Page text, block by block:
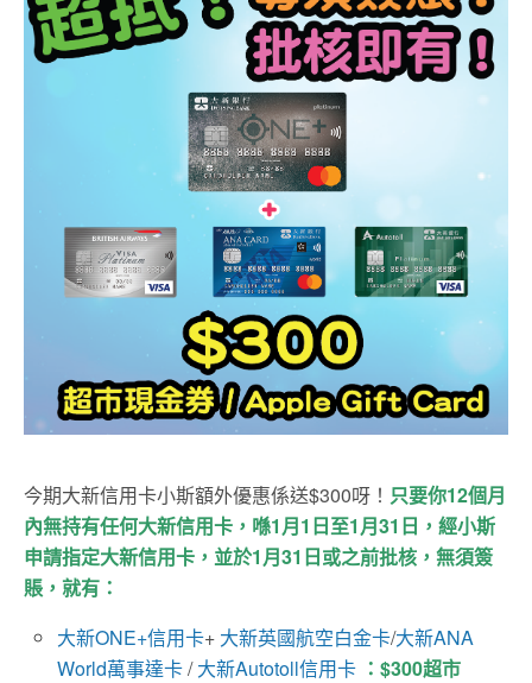
今期大新信用卡小斯額外優惠係送$300呀！ 只要你12個月
內無持有任何大新信用卡，喺1月1日至1月31日，經小斯
申請指定大新信用卡，並於1月31日或之前批核，無須簽
賬，就有：
大新ONE+信用卡+ 大新英國航空白金卡/大新ANA
World萬事達卡/大新Autotoll信用卡 ：$300超市